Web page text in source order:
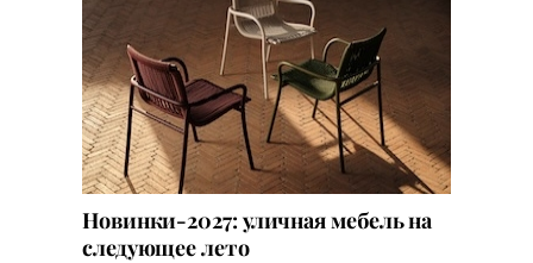
Новинки-2027: уличная мебель на
следующее лето